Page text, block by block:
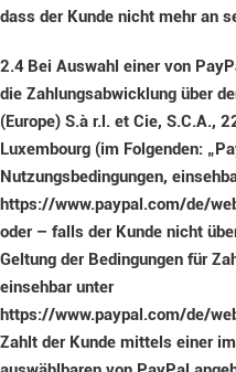
dass der Kunde nicht mehr an
2.4 Bei Auswahl einer von
die Zahlungsabwicklung über
(Europe) S.à r.l. et Cie, S.C.A.,
Luxembourg (im Folgenden:
Nutzungsbedingungen,
https://www.paypal.com/de/
oder – falls der Kunde nicht
Geltung der Bedingungen für
einsehbar unter
https://www.paypal.com/de/
Zahlt der Kunde mittels einer